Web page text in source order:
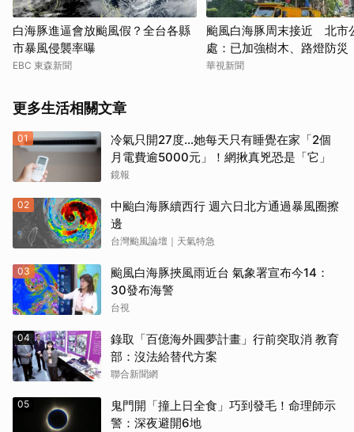
白海豚進逼會放颱風假？全台各縣
市暴風侵襲率曝
EBC 東森新聞
颱風白海豚周末接近 北市
處：已加強樹木、路燈防災
華視新聞
更多生活相關文章
01
冷氣只開27度…她每天只有睡覺在家「2個
月電費逾5000元」！網揪真兇恐是「它」
鏡報
02
中颱白海豚續西行 週六日北方通過暴風圈擦
邊
台灣颱風論壇｜天氣特急
03
颱風白海豚挾風雨近台 氣象署宣布今14：
30發布海警
台視
04
錄取「百億海外圓夢計畫」行前突取消 教育
部：沒法給替代方案
聯合新聞網
05
鬼門開「撞上日全食」巧到發毛！命理師示
警：深夜避開6地
取消